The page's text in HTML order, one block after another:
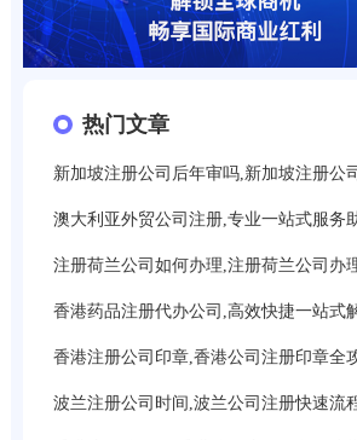
热门文章
新加坡注册公司后年审吗,新加坡注册公
澳大利亚外贸公司注册,专业一站式服务
注册荷兰公司如何办理,注册荷兰公司办
香港药品注册代办公司,高效快捷一站式
香港注册公司印章,香港公司注册印章全
波兰注册公司时间,波兰公司注册快速流